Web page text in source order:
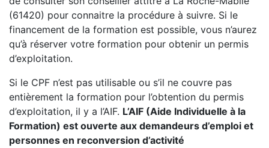
(61420) pour connaitre la procédure à suivre. Si le
financement de la formation est possible, vous n’aurez
qu’à réserver votre formation pour obtenir un permis
d’exploitation.
Si le CPF n’est pas utilisable ou s’il ne couvre pas
entièrement la formation pour l’obtention du permis
d’exploitation, il y a l’AIF. L’AIF (Aide Individuelle à la
Formation) est ouverte aux demandeurs d’emploi et
personnes en reconversion d’activité